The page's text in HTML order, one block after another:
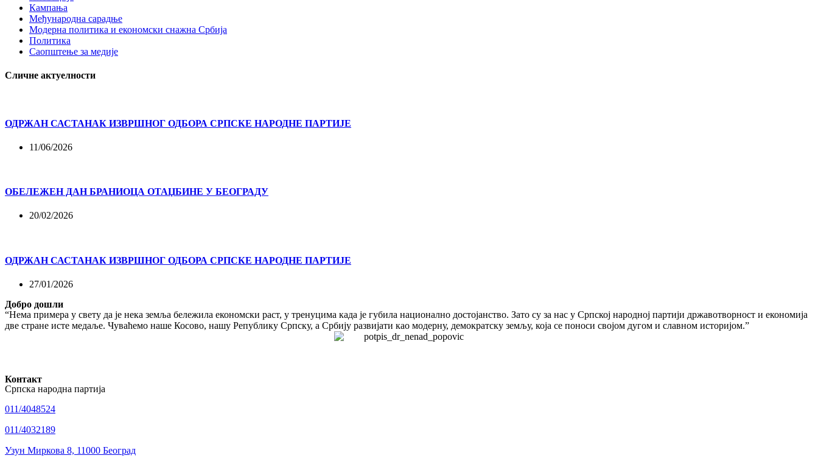
Кампања
Међународна сарадње
Модерна политика и економски снажна Србија
Политика
Саопштење за медије
Сличне актуелности
ОДРЖАН САСТАНАК ИЗВРШНОГ ОДБОРА СРПСКЕ НАРОДНЕ ПАРТИЈЕ
11/06/2026
ОБЕЛЕЖЕН ДАН БРАНИОЦА ОТАЏБИНЕ У БЕОГРАДУ
20/02/2026
ОДРЖАН САСТАНАК ИЗВРШНОГ ОДБОРА СРПСКЕ НАРОДНЕ ПАРТИЈЕ
27/01/2026
Добро дошли
“Нема примера у свету да је нека земља бележила економски раст, у тренуцима када је губила национално достојанство. Зато су за нас у Српској народној партији државотворност и економија
две стране исте медаље. Чуваћемо наше Косово, нашу Републику Српску, а Србију развијати као модерну, демократску земљу, која се поноси својом дугом и славном историјом.”
Контакт
Српска народна партија
011/4048524
011/4032189
Узун Миркова 8, 11000 Београд